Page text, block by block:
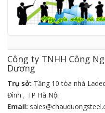
Công ty TNHH Công
Dương
Trụ sở: Tầng 10 tòa nhà
Đình , TP Hà Nội
Email: